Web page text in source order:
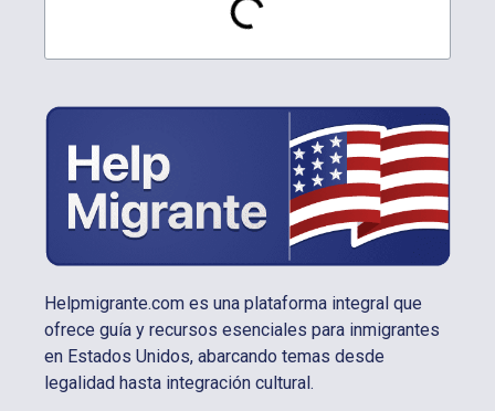
Helpmigrante.com es una plataforma integral que
ofrece guía y recursos esenciales para inmigrantes
en Estados Unidos, abarcando temas desde
legalidad hasta integración cultural.